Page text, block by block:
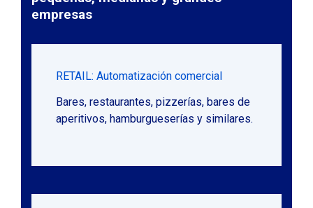
empresas
RETAIL: Automatización comercial
Bares, restaurantes, pizzerías, bares de
aperitivos, hamburgueserías y similares.